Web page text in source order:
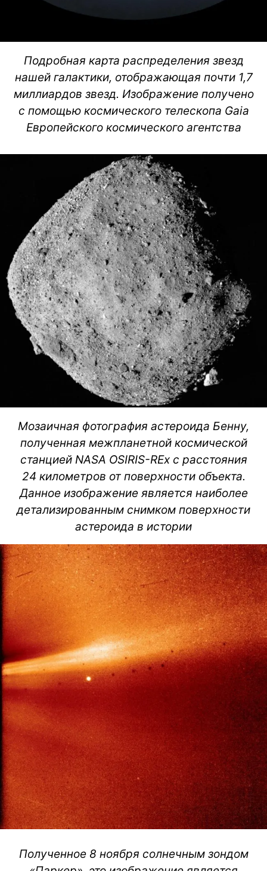
Подробная карта распределения звезд
нашей галактики, отображающая почти 1,7
миллиардов звезд. Изображение получено
с помощью космического телескопа Gaia
Европейского космического агентства
Мозаичная фотография астероида Бенну,
полученная межпланетной космической
станцией NASA OSIRIS-REx c расстояния
24 километров от поверхности объекта.
Данное изображение является наиболее
детализированным снимком поверхности
астероида в истории
Полученное 8 ноября солнечным зондом